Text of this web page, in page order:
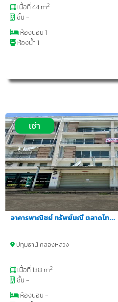
เนื้อที่ 44 m2
ชั้น -
ห้องนอน 1
ห้องน้ำ 1
เช่า
อาคารพาณิชย์ ทรัพย์มณี ตลาดไท...
ปทุมธานี คลองหลวง
เนื้อที่ 138 m2
ชั้น -
ห้องนอน -